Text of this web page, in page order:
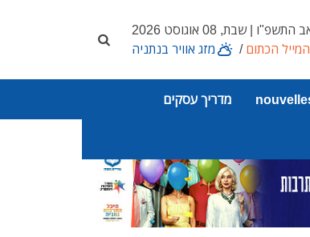
| שבת, 08 אוגוסט 2026
המייל הכתום/ מזג אוויר בנתניה
מדריך עסקים